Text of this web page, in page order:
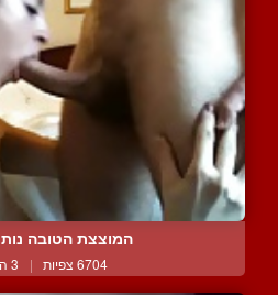
המוצצת הטובה
6704 צפיות | 3 המלצות